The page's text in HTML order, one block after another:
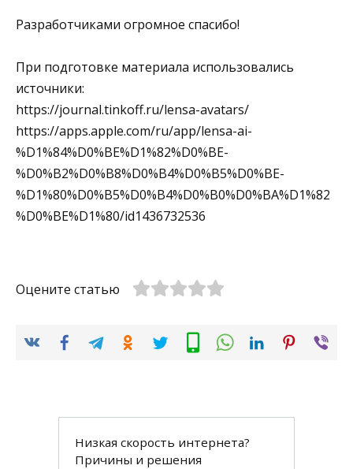
Разработчиками огромное спасибо!
При подготовке материала использовались
источники:
https://journal.tinkoff.ru/lensa-avatars/
https://apps.apple.com/ru/app/lensa-ai-
%D1%84%D0%BE%D1%82%D0%BE-
%D0%B2%D0%B8%D0%B4%D0%B5%D0%BE-
%D1%80%D0%B5%D0%B4%D0%B0%D0%BA%D1%82
%D0%BE%D1%80/id1436732536
Оцените статью
Низкая скорость интернета?
Причины и решения